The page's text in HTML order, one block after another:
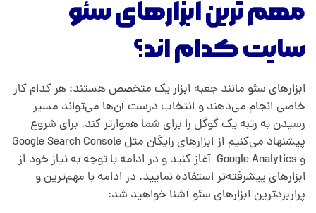
ت
؛
م
ه
مهم ترین ابزارهای سئو
سایت کدام اند؟
ابزارهای سئو مانند جعبه ‌ابزار یک متخصص هستند؛ هر کدام کار
خاصی انجام می‌دهند و انتخاب درست آن‌ها می‌تواند مسیر
رسیدن به رتبه یک گوگل را برای شما هموارتر کند. برای شروع
پیشنهاد می‌کنیم از ابزارهای رایگان مثل Google Search Console
و Google Analytics آغاز کنید و در ادامه با توجه به نیاز خود از
ابزارهای پیشرفته‌تر استفاده نمایید. در ادامه با مهم‌ترین و
پراربردترین ابزارهای سئو آشنا خواهید شد: